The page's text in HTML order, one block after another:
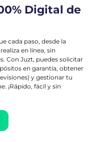
Digital de
cada paso, desde la
en línea, sin
Con Juzt, puedes solicitar
en garantía, obtener
y gestionar tu
¡Rápido, fácil y sin